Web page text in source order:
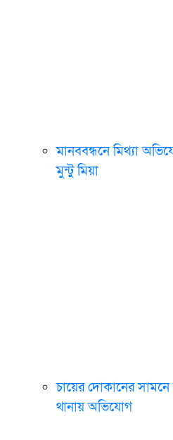
মানববন্ধনে মিথ্যা
মুন্টু মিয়া
চায়ের দোকানের
থানায় অভিযোগ